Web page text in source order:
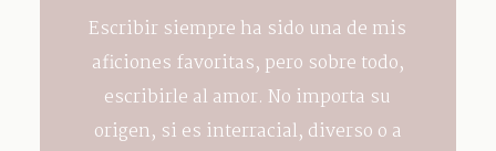
Escribir siempre ha sido una de mis
aficiones favoritas, pero sobre todo,
escribirle al amor. No importa su
origen, si es interracial, diverso o a